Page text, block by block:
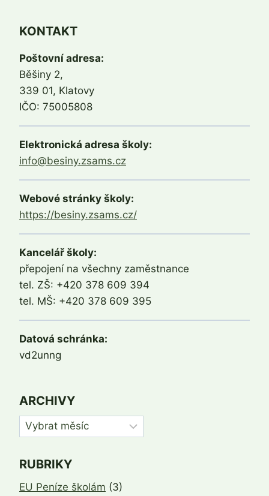
KONTAKT
Poštovní adresa:
Běšiny 2,
339 01, Klatovy
IČO: 75005808
Elektronická adresa školy:
info@besiny.zsams.cz
Webové stránky školy:
https://besiny.zsams.cz/
Kancelář školy:
přepojení na všechny zaměstnance
tel. ZŠ: +420 378 609 394
tel. MŠ: +420 378 609 395
Datová schránka:
vd2unng
ARCHIVY
Archivy
RUBRIKY
EU Peníze školám (3)